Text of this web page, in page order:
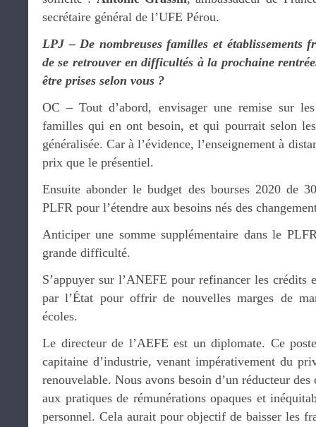
secrétaire général de l’UFE Pérou.
LPJ – De nombreuses familles et établissements
de se retrouver en difficultés à la prochaine
être prises selon vous ?
OC – Tout d’abord, envisager une remise sur
familles qui en ont besoin, et qui pourrait selon
généralisée. Car à l’évidence, l’enseignement à
prix que le présentiel.
Ensuite abonder le budget des bourses 2020 de
PLFR pour l’étendre aux besoins nés des
Anticiper une somme supplémentaire dans le
grande difficulté.
S’appuyer sur l’ANEFE pour refinancer les crédits
par l’État pour offrir de nouvelles marges de
écoles.
Le directeur de l’AEFE est un diplomate. Ce
capitaine d’industrie, venant impérativement du
renouvelable. Nous avons besoin d’un réducteur
aux pratiques de rémunérations opaques et
personnel. Cela aurait pour objectif de baisser les